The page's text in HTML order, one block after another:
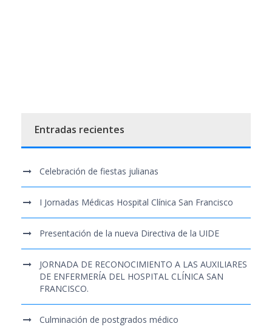
Entradas recientes
Celebración de fiestas julianas
I Jornadas Médicas Hospital Clínica San Francisco
Presentación de la nueva Directiva de la UIDE
JORNADA DE RECONOCIMIENTO A LAS AUXILIARES
DE ENFERMERÍA DEL HOSPITAL CLÍNICA SAN
FRANCISCO.
Culminación de postgrados médico